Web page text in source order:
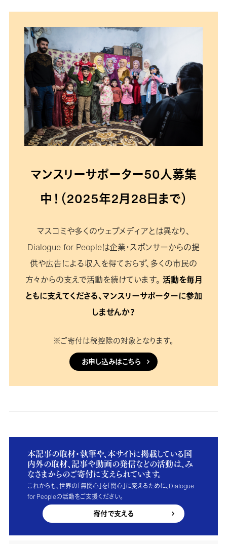
マンスリーサポーター50人募集
中！（2025年2月28日まで）
マスコミや多くのウェブメディアとは異なり、
Dialogue for Peopleは企業・スポンサーからの提
供や広告による収入を得ておらず、多くの市民の
方々からの支えで活動を続けています。 活動を毎月
ともに支えてくださる、マンスリーサポーターに参加
しませんか？
※ご寄付は税控除の対象となります。
お申し込みはこちら
本記事の取材・執筆や、本サイトに掲載している国
内外の取材、記事や動画の発信などの活動は、み
なさまからのご寄付に支えられています。
これからも、世界の「無関心」を「関心」に変えるために、Dialogue
for Peopleの活動をご支援ください。
寄付で支える